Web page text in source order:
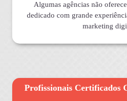
Algumas agências não
dedicado com grande
marketing
Profissionais Certificados